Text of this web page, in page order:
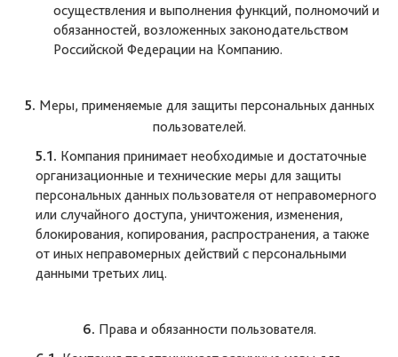
осуществления и выполнения функций, полномочий и
обязанностей, возложенных законодательством
Российской Федерации на Компанию.
5. Меры, применяемые для защиты персональных данных
пользователей.
5.1. Компания принимает необходимые и достаточные
организационные и технические меры для защиты
персональных данных пользователя от неправомерного
или случайного доступа, уничтожения, изменения,
блокирования, копирования, распространения, а также
от иных неправомерных действий с персональными
данными третьих лиц.
6. Права и обязанности пользователя.